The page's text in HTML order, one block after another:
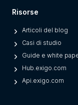
Risorse
Articoli del blog
Casi di studio
Guide e white
Hub.exigo.com
Api.exigo.com